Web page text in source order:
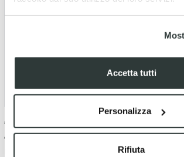
Accetta tutti
Personalizza
Rifiuta
€ 4.90 -10%
€ 5.44
€ 12.38 -
Filtro olio